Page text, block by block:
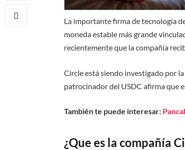
La importante firma de tecnología
moneda estable más grande
recientemente que la compañía
Circle está siendo investigado por
patrocinador del USDC afirma que
También te puede interesar:
¿Que es la compañía